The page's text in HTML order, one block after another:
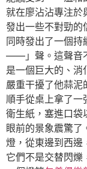
就在廖沾沾專注於
發出一些不對勁的
同時發出了一個
——」聲。這聲音
是一個巨大的、消
嚴重干擾了他蒜泥
順手從桌上拿了一
衛生紙，塞進口袋
眼前的景象震驚了
燈，從東邊到西邊
它們不是交替閃爍